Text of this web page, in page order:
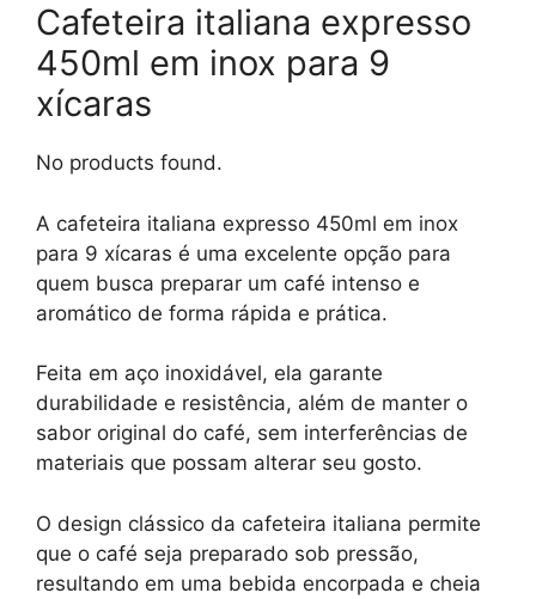
Cafeteira italiana expresso
450ml em inox para 9
xícaras
No products found.
A cafeteira italiana expresso 450ml em inox
para 9 xícaras é uma excelente opção para
quem busca preparar um café intenso e
aromático de forma rápida e prática.
Feita em aço inoxidável, ela garante
durabilidade e resistência, além de manter o
sabor original do café, sem interferências de
materiais que possam alterar seu gosto.
O design clássico da cafeteira italiana permite
que o café seja preparado sob pressão,
resultando em uma bebida encorpada e cheia